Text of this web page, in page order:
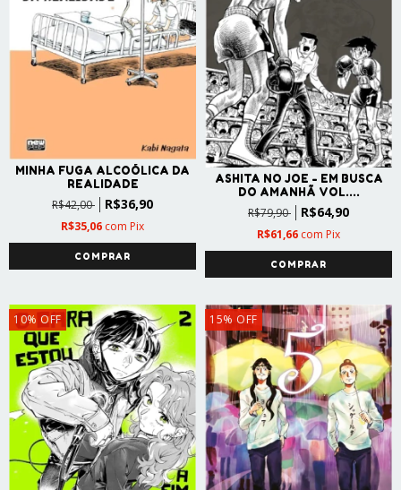
MINHA FUGA ALCOÓLICA DA
REALIDADE
R$42,00 R$36,90
R$35,06 com Pix
ASHITA NO JOE - EM BUSCA
DO AMANHÃ VOL....
R$79,90 R$64,90
R$61,66 com Pix
10% OFF 15% OFF